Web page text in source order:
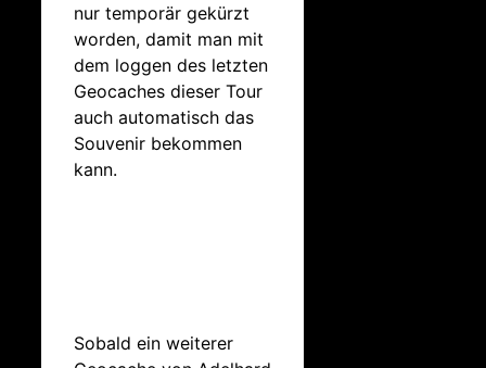
nur temporär gekürzt
worden, damit man mit
dem loggen des letzten
Geocaches dieser Tour
auch automatisch das
Souvenir bekommen
kann.
Sobald ein weiterer